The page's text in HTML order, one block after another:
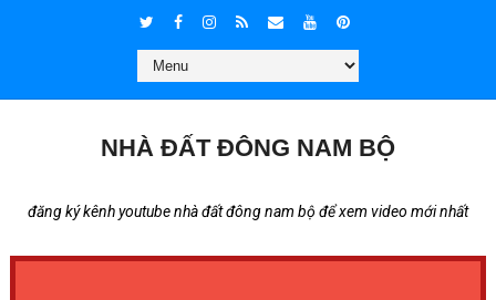
NHÀ ĐẤT ĐÔNG NAM BỘ
đăng ký kênh youtube nhà đất đông nam bộ để xem video mới nhất